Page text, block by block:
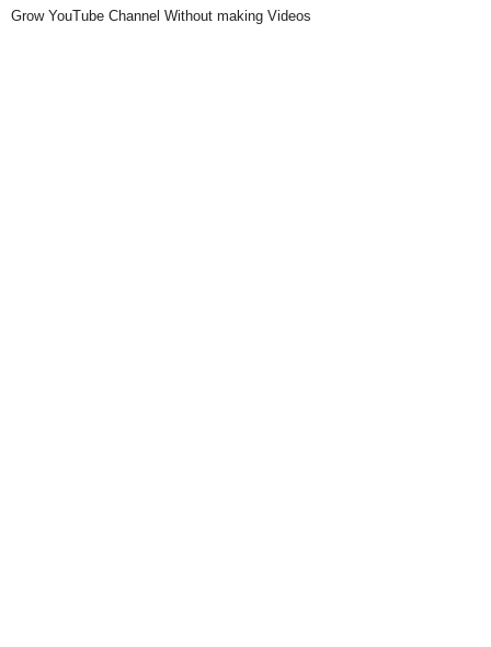
Grow YouTube Channel Without making Videos